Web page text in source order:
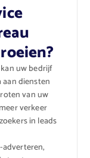
uw bedrijf
diensten
van uw
verkeer
in leads